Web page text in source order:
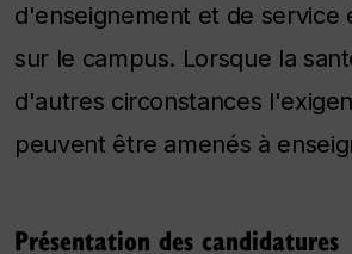
d'enseignement et de service
sur le campus. Lorsque la
d'autres circonstances
peuvent être amenés à
Présentation des candidatures